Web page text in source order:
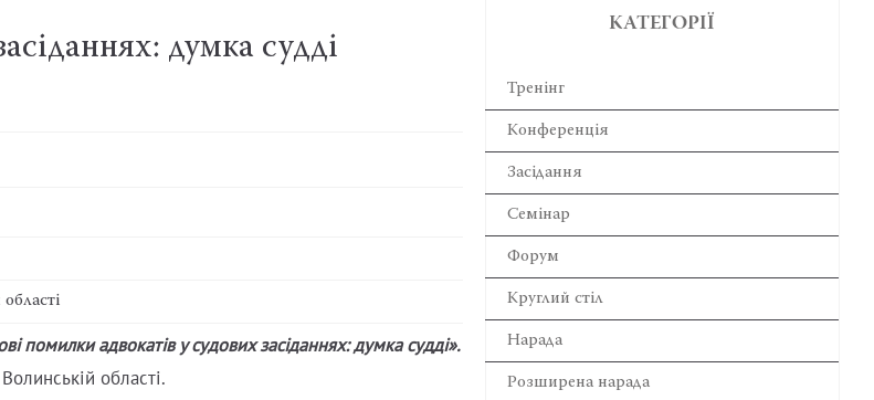
думка судді
помилки адвокатів у судових засіданнях: думка судді».
області.
КАТЕГОРІЇ
Тренінг
Конференція
Засідання
Семінар
Форум
Круглий стіл
Нарада
Розширена нарада